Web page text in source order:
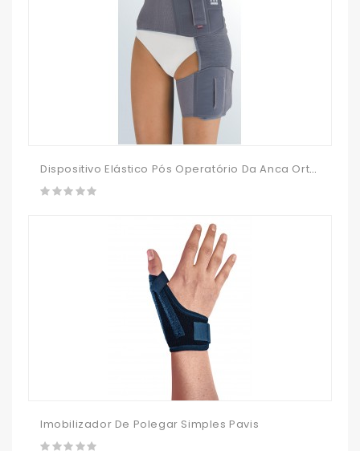
Dispositivo Elástico Pós Operatório Da Anca Orthocox
Imobilizador De Polegar Simples Pavis